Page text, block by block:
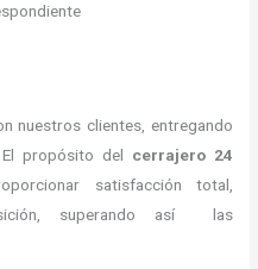
nuestros clientes, entregando
propósito del cerrajero 24
satisfacción total,
superando así las